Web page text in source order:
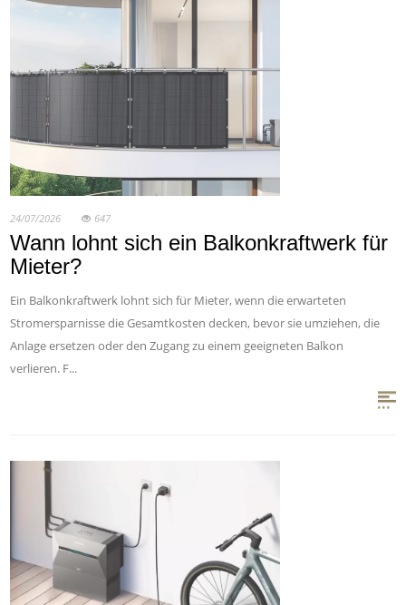
24/07/2026 647
Wann lohnt sich ein Balkonkraftwerk für
Mieter?
Ein Balkonkraftwerk lohnt sich für Mieter, wenn die erwarteten
Stromersparnisse die Gesamtkosten decken, bevor sie umziehen, die
Anlage ersetzen oder den Zugang zu einem geeigneten Balkon
verlieren. F...